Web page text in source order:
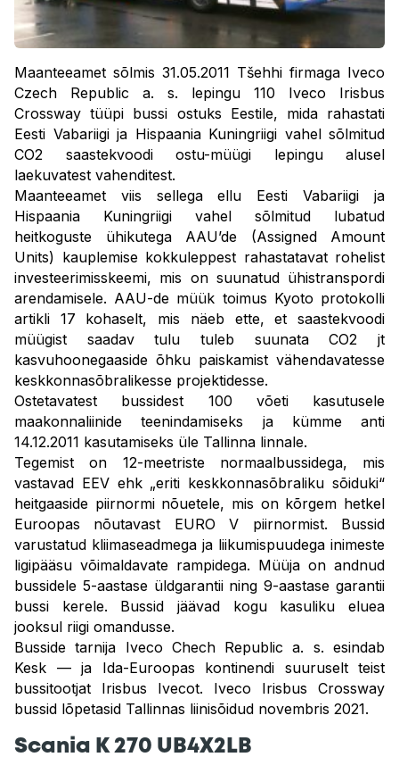
Maanteeamet sõlmis 31.05.2011 Tšehhi firmaga Iveco
Czech Republic a. s. lepingu 110 Iveco Irisbus
Crossway tüüpi bussi ostuks Eestile, mida rahastati
Eesti Vabariigi ja Hispaania Kuningriigi vahel sõlmitud
CO2 saastekvoodi ostu-müügi lepingu alusel
laekuvatest vahenditest.
Maanteeamet viis sellega ellu Eesti Vabariigi ja
Hispaania Kuningriigi vahel sõlmitud lubatud
heitkoguste ühikutega AAU’de (Assigned Amount
Units) kauplemise kokkuleppest rahastatavat rohelist
investeerimisskeemi, mis on suunatud ühistranspordi
arendamisele. AAU-de müük toimus Kyoto protokolli
artikli 17 kohaselt, mis näeb ette, et saastekvoodi
müügist saadav tulu tuleb suunata CO2 jt
kasvuhoonegaaside õhku paiskamist vähendavatesse
keskkonnasõbralikesse projektidesse.
Ostetavatest bussidest 100 võeti kasutusele
maakonnaliinide teenindamiseks ja kümme anti
14.12.2011 kasutamiseks üle Tallinna linnale.
Tegemist on 12-meetriste normaalbussidega, mis
vastavad EEV ehk „eriti keskkonnasõbraliku sõiduki“
heitgaaside piirnormi nõuetele, mis on kõrgem hetkel
Euroopas nõutavast EURO V piirnormist. Bussid
varustatud kliimaseadmega ja liikumispuudega inimeste
ligipääsu võimaldavate rampidega. Müüja on andnud
bussidele 5-aastase üldgarantii ning 9-aastase garantii
bussi kerele. Bussid jäävad kogu kasuliku eluea
jooksul riigi omandusse.
Busside tarnija Iveco Chech Republic a. s. esindab
Kesk — ja Ida-Euroopas kontinendi suuruselt teist
bussitootjat Irisbus Ivecot. Iveco Irisbus Crossway
bussid lõpetasid Tallinnas liinisõidud novembris 2021.
Scania K 270 UB4X2LB